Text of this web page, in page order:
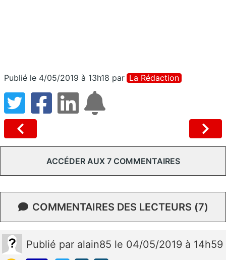
Publié le 4/05/2019 à 13h18 par La Rédaction
ACCÉDER AUX 7 COMMENTAIRES
COMMENTAIRES DES LECTEURS (7)
Publié par alain85 le 04/05/2019 à 14h59